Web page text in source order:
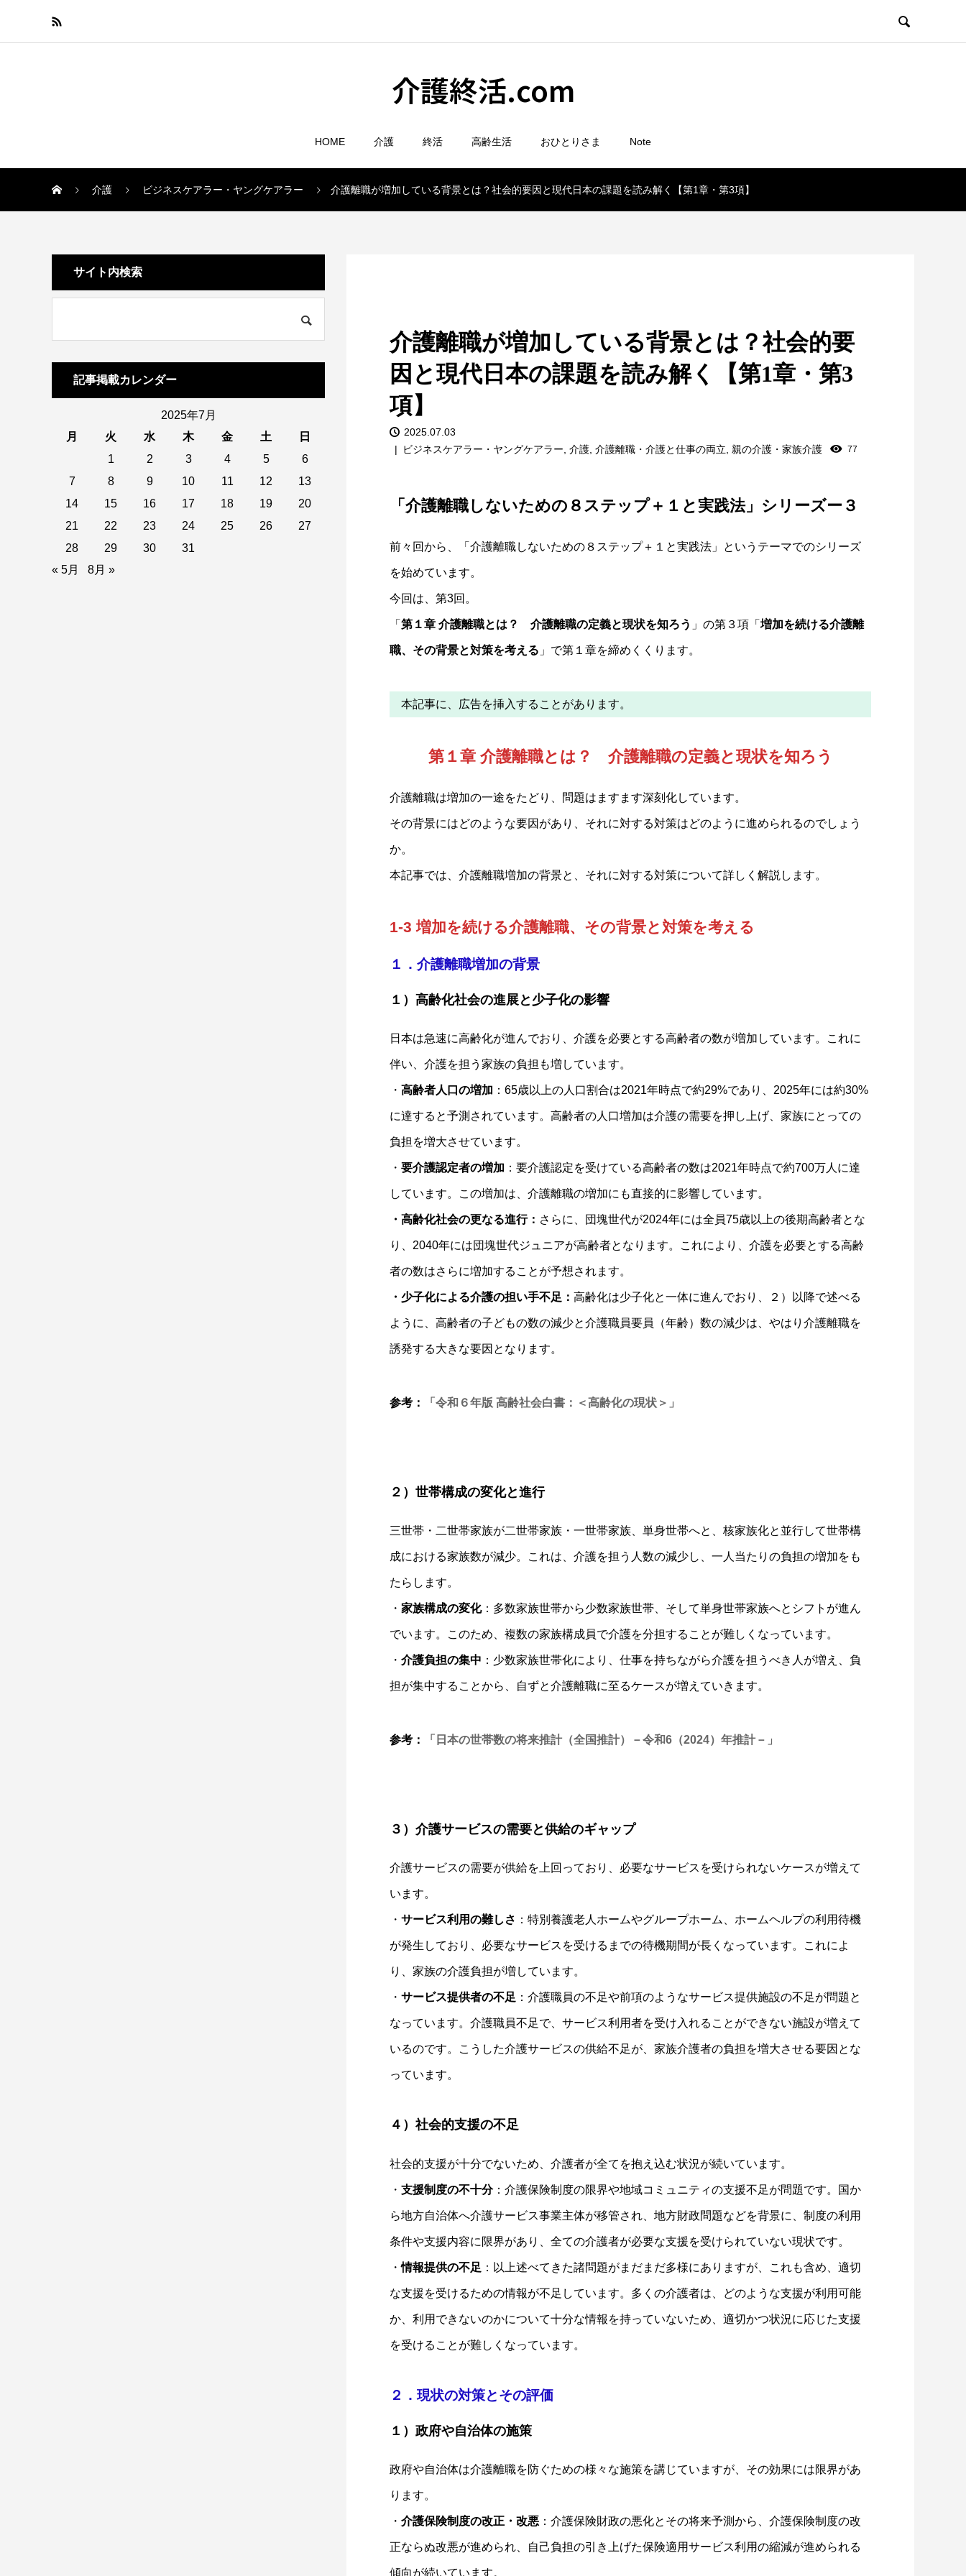

介護終活.com
HOME 介護 終活 高齢生活 おひとりさま Note
介護 ビジネスケアラー・ヤングケアラー 介護離職が増加している背景とは？社会的要因と現代日本の課題を読み解く【第1章・第3項】
介護離職が増加している背景とは？社会的要
因と現代日本の課題を読み解く【第1章・第3
項】
2025.07.03
ビジネスケアラー・ヤングケアラー ,介護 ,介護離職・介護と仕事の両立 ,親の介護・家族介護 77
「介護離職しないための８ステップ＋１と実践法」シリーズー３
前々回から、「介護離職しないための８ステップ＋１と実践法」というテーマでのシリーズ
を始めています。
今回は、第3回。
「第１章 介護離職とは？ 介護離職の定義と現状を知ろう 」の第３項「増加を続ける介護離
職、その背景と対策を考える 」で第１章を締めくくります。
本記事に、広告を挿入することがあります。
第１章 介護離職とは？ 介護離職の定義と現状を知ろう
介護離職は増加の一途をたどり、問題はますます深刻化しています。
その背景にはどのような要因があり、それに対する対策はどのように進められるのでしょう
か。
本記事では、介護離職増加の背景と、それに対する対策について詳しく解説します。
1-3 増加を続ける介護離職、その背景と対策を考える
１．介護離職増加の背景
１）高齢化社会の進展と少子化の影響
日本は急速に高齢化が進んでおり、介護を必要とする高齢者の数が増加しています。これに
伴い、介護を担う家族の負担も増しています。
・高齢者人口の増加 ：65歳以上の人口割合は2021年時点で約29%であり、2025年には約30%
に達すると予測されています。高齢者の人口増加は介護の需要を押し上げ、家族にとっての
負担を増大させています。
・要介護認定者の増加 ：要介護認定を受けている高齢者の数は2021年時点で約700万人に達
しています。この増加は、介護離職の増加にも直接的に影響しています。
・高齢化社会の更なる進行： さらに、団塊世代が2024年には全員75歳以上の後期高齢者とな
り、2040年には団塊世代ジュニアが高齢者となります。これにより、介護を必要とする高齢
者の数はさらに増加することが予想されます。
・少子化による介護の担い手不足：高齢化は少子化と一体に進んでおり、２）以降で述べる
ように、高齢者の子どもの数の減少と介護職員要員（年齢）数の減少は、やはり介護離職を
誘発する大きな要因となります。
参考： 「令和６年版 高齢社会白書：＜高齢化の現状＞」
２）世帯構成の変化と進行
三世帯・二世帯家族が二世帯家族・一世帯家族、単身世帯へと、核家族化と並行して世帯構
成における家族数が減少。これは、介護を担う人数の減少し、一人当たりの負担の増加をも
たらします。
・家族構成の変化：多数家族世帯から少数家族世帯、そして単身世帯家族へとシフトが進ん
でいます。このため、複数の家族構成員で介護を分担することが難しくなっています。
・介護負担の集中 ：少数家族世帯化により、仕事を持ちながら介護を担うべき人が増え、負
担が集中することから、自ずと介護離職に至るケースが増えていきます。
参考： 「日本の世帯数の将来推計（全国推計）－令和6（2024）年推計－」
３）介護サービスの需要と供給のギャップ
介護サービスの需要が供給を上回っており、必要なサービスを受けられないケースが増えて
います。
・サービス利用の難しさ ：特別養護老人ホームやグループホーム、ホームヘルプの利用待機
が発生しており、必要なサービスを受けるまでの待機期間が長くなっています。これによ
り、家族の介護負担が増しています。
・サービス提供者の不足 ：介護職員の不足や前項のようなサービス提供施設の不足が問題と
なっています。介護職員不足で、サービス利用者を受け入れることができない施設が増えて
いるのです。こうした介護サービスの供給不足が、家族介護者の負担を増大させる要因とな
っています。
４）社会的支援の不足
社会的支援が十分でないため、介護者が全てを抱え込む状況が続いています。
・支援制度の不十分：介護保険制度の限界や地域コミュニティの支援不足が問題です。国か
ら地方自治体へ介護サービス事業主体が移管され、地方財政問題などを背景に、制度の利用
条件や支援内容に限界があり、全ての介護者が必要な支援を受けられていない現状です。
・情報提供の不足 ：以上述べてきた諸問題がまだまだ多様にありますが、これも含め、適切
な支援を受けるための情報が不足しています。多くの介護者は、どのような支援が利用可能
か、利用できないのかについて十分な情報を持っていないため、適切かつ状況に応じた支援
を受けることが難しくなっています。
２．現状の対策とその評価
１）政府や自治体の施策
政府や自治体は介護離職を防ぐための様々な施策を講じていますが、その効果には限界があ
ります。
・介護保険制度の改正・改悪 ：介護保険財政の悪化とその将来予測から、介護保険制度の改
正ならぬ改悪が進められ、自己負担の引き上げた保険適用サービス利用の縮減が進められる
傾向が続いています。
サイト内検索
記事掲載カレンダー
2025年7月
月
火 水 木 金 土
日
1
2 3 4 5
6
7
8 9 10 11 12
13
14
15 16 17 18 19
20
21
22 23 24 25 26
27
28
29 30
31
« 5月
8月 »